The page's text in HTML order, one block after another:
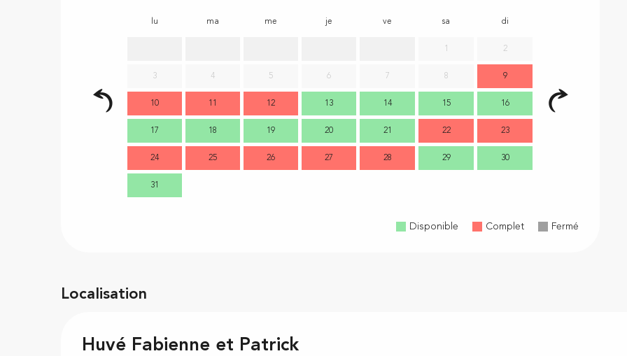
lu ma me je ve sa di
1 2
3 4 5 6 7 8 9
10 11 12 13 14 15 16
17 18 19 20 21 22 23
24 25 26 27 28 29 30
31
Disponible Complet Fermé
Localisation
Huvé Fabienne et Patrick